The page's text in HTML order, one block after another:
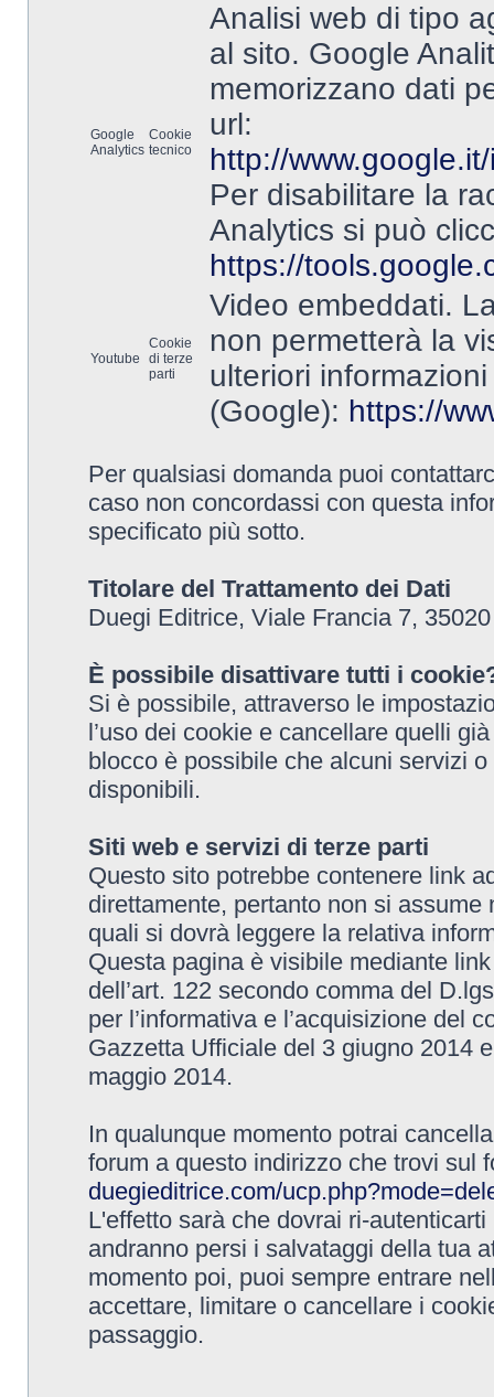
Google
Analytics
Cookie
tecnico
Analisi web di tipo
al sito. Google
memorizzano dati
url:
http://
Per disabilitare la
Analytics si può
https://
Youtube
Cookie
di terze
parti
Video embeddati.
non permetterà la
ulteriori
(Google): https://
Per qualsiasi domanda puoi
caso non concordassi con questa
specificato più sotto.
Titolare del Trattamento dei Dati
Duegi Editrice, Viale Francia 7,
È possibile disattivare tutti i
Si è possibile, attraverso le
l’uso dei cookie e cancellare quelli
blocco è possibile che alcuni servizi
disponibili.
Siti web e servizi di terze parti
Questo sito potrebbe contenere link
direttamente, pertanto non si
quali si dovrà leggere la relativa
Questa pagina è visibile mediante
dell’art. 122 secondo comma del
per l’informativa e l’acquisizione del
Gazzetta Ufficiale del 3 giugno 2014
maggio 2014.
In qualunque momento potrai
forum a questo indirizzo che trovi sul
duegieditrice.com/
L'effetto sarà che dovrai ri-
andranno persi i salvataggi della tua
momento poi, puoi sempre entrare
accettare, limitare o cancellare i
passaggio.